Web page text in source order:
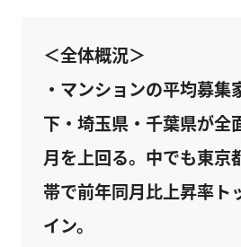
＜全体概況＞
・マンションの平均募集
下・埼玉県・千葉県が全
月を上回る。中でも東京
帯で前年同月比上昇率ト
イン。